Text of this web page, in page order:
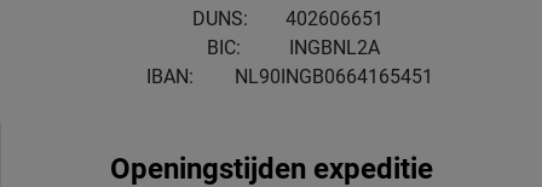
DUNS:
402606651
BIC:
INGBNL2A
IBAN:
NL90INGB0664165451
Openingstijden expeditie